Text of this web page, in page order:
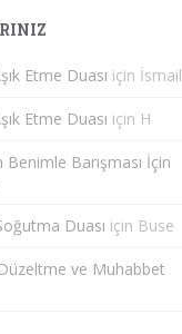
Etme Duası için İsmail
Etme Duası için H
Benimle Barışması İçin
Duası için Buse
Düzeltme ve Muhabbet